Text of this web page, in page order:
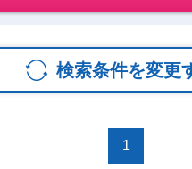
検索条件を変更
1